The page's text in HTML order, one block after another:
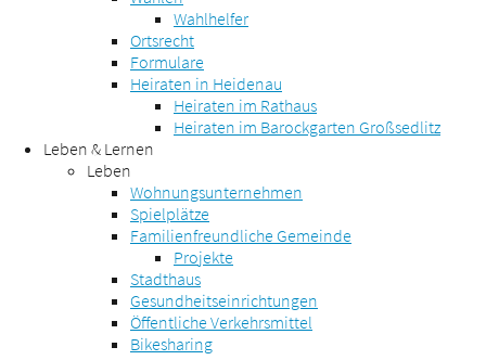
Wahlhelfer
Ortsrecht
Formulare
Heiraten in Heidenau
Heiraten im Rathaus
Heiraten im Barockgarten Großsedlitz
Leben & Lernen
Leben
Wohnungsunternehmen
Spielplätze
Familienfreundliche Gemeinde
Projekte
Stadthaus
Gesundheitseinrichtungen
Öffentliche Verkehrsmittel
Bikesharing